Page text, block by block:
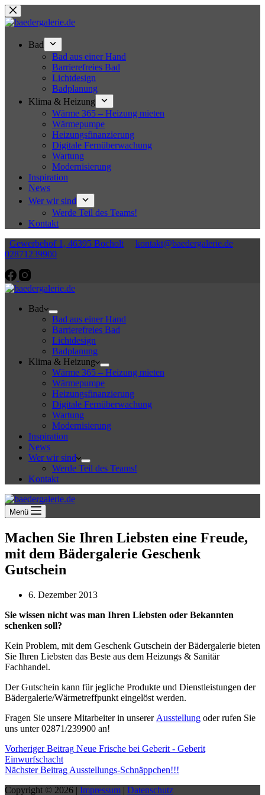
Zum
Inhalt
Bad
Bad aus einer Hand
Barrierefreies Bad
Lichtdesign
Badplanung
Klima & Heizung
Wärme 365 – Heizung mieten
Wärmepumpe
Heizungsfinanzierung
Digitale Fernüberwachung
Wartung
Modernisierung
Inspiration
News
Wer wir sind
Werde Teil des Teams!
Kontakt
Gewerbehof 1, 46395 Bocholt
kontakt@baedergalerie.de
02871239900
Bad
Bad aus einer Hand
Barrierefreies Bad
Lichtdesign
Badplanung
Klima & Heizung
Wärme 365 – Heizung mieten
Wärmepumpe
Heizungsfinanzierung
Digitale Fernüberwachung
Wartung
Modernisierung
Inspiration
News
Wer wir sind
Werde Teil des Teams!
Kontakt
Menü
Machen Sie Ihren Liebsten eine Freude,
mit dem Bädergalerie Geschenk
Gutschein
6. Dezember 2013
Sie wissen nicht was man Ihren Liebsten oder Bekannten
schenken soll?
Kein Problem, mit dem Geschenk Gutschein der Bädergalerie bieten
Sie Ihren Liebsten das Beste aus dem Heizungs & Sanitär
Fachhandel.
Der Gutschein kann für jegliche Produkte und Dienstleistungen der
Bädergalerie/Wärmetreffpunkt eingelöst werden.
Fragen Sie unsere Mitarbeiter in unserer Ausstellung oder rufen Sie
uns unter 02871/239900 an!
VorherigerBeitrag Neue Frische bei Geberit - Geberit
Einwurfschacht
NächsterBeitrag Ausstellungs-Schnäppchen!!!
Copyright © 2026 | Impressum | Datenschutz